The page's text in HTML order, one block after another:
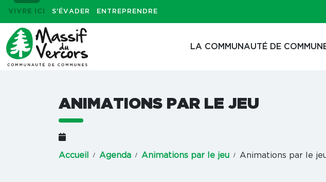
VIVRE ICI S'ÉVADER ENTREPRENDRE
LA COMMUNAUTÉ DE
ANIMATIONS PAR LE JEU
Accueil Agenda Animations par le jeu Animations par le